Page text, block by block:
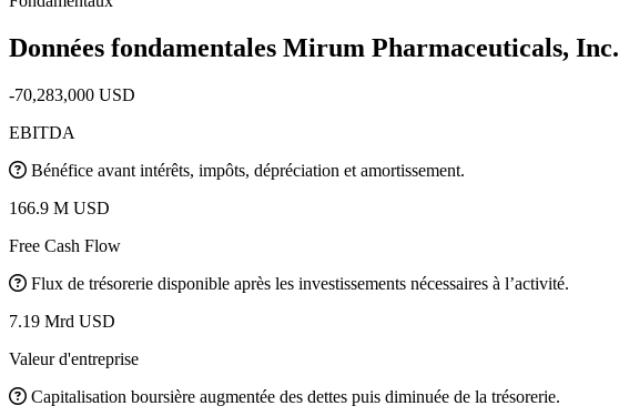
Données fondamentales Mirum Pharmaceuticals, Inc.
-70,283,000 USD
EBITDA
Bénéfice avant intérêts, impôts, dépréciation et amortissement.
166.9 M USD
Free Cash Flow
Flux de trésorerie disponible après les investissements nécessaires à l’activité.
7.19 Mrd USD
Valeur d'entreprise
Capitalisation boursière augmentée des dettes puis diminuée de la trésorerie.